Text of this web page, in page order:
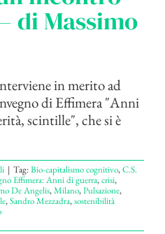
di Massimo
in merito ad
di Effimera "Anni
scintille", che si è
| Tag:Bio-capitalismo cognitivo,C.S.
Effimera: Anni di guerra,crisi,
De Angelis,Milano,Pulsazione,
,Sandro Mezzadra,sostenibilità